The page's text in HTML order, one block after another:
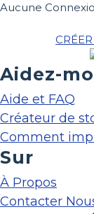
Aucune
Aidez-
Aide et FAQ
Créateur de
Comment
Sur
À Propos
Contacter